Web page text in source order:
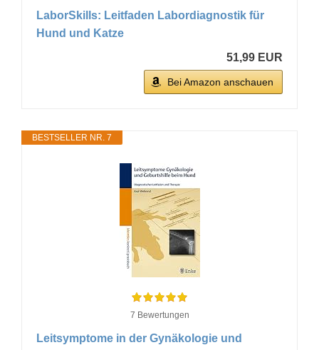
LaborSkills: Leitfaden Labordiagnostik für
Hund und Katze
51,99 EUR
Bei Amazon anschauen
BESTSELLER NR. 7
7 Bewertungen
Leitsymptome in der Gynäkologie und